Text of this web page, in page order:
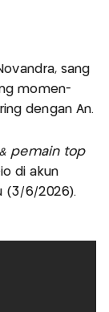
sang
momen-
dengan An.
pemain top
di akun
(3/6/2026).